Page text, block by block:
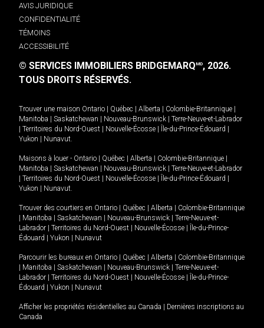
AVIS JURIDIQUE
CONFIDENTIALITÉ
TÉMOINS
ACCESSIBILITÉ
© SERVICES IMMOBILIERS BRIDGEMARQMD, 2026.
TOUS DROITS RÉSERVÉS.
Trouver une maison Ontario Québec Alberta Colombie-Britannique
Manitoba
Saskatchewan Nouveau-Brunswick
Terre-Neuve-et-Labrador
Territoires du Nord-Ouest Nouvelle-Écosse Île-du-Prince-Édouard
Yukon
Nunavut.
Maisons à louer - Ontario Québec Alberta Colombie-Britannique
Manitoba
Saskatchewan Nouveau-Brunswick
Terre-Neuve-et-Labrador
Territoires du Nord-Ouest Nouvelle-Écosse Île-du-Prince-Édouard
Yukon
Nunavut.
Trouver des courtiers en Ontario Québec Alberta
Colombie-Britannique
Manitoba Saskatchewan Nouveau-Brunswick
Terre-Neuve-et-
Labrador
Territoires du Nord-Ouest Nouvelle-Écosse
Île-du-Prince-
Édouard
Yukon Nunavut
Parcourir les bureaux en Ontario Québec Alberta
Colombie-Britannique
Manitoba Saskatchewan Nouveau-Brunswick
Terre-Neuve-et-
Labrador
Territoires du Nord-Ouest Nouvelle-Écosse
Île-du-Prince-
Édouard
Yukon Nunavut
Afficher les propriétés résidentielles au Canada
Dernières inscriptions au
Canada